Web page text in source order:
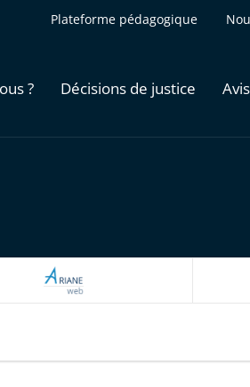
Plateforme pédagogique
? Décisions de justice
ARIANEWEB